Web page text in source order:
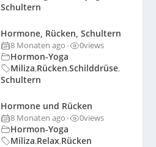
Schultern
Hormone, Rücken, Schultern
8 Monaten ago • 0views
Hormon-Yoga
Miliza,Rücken,Schilddrüse,
Schultern
Hormone und Rücken
8 Monaten ago • 0views
Hormon-Yoga
Miliza,Relax,Rücken